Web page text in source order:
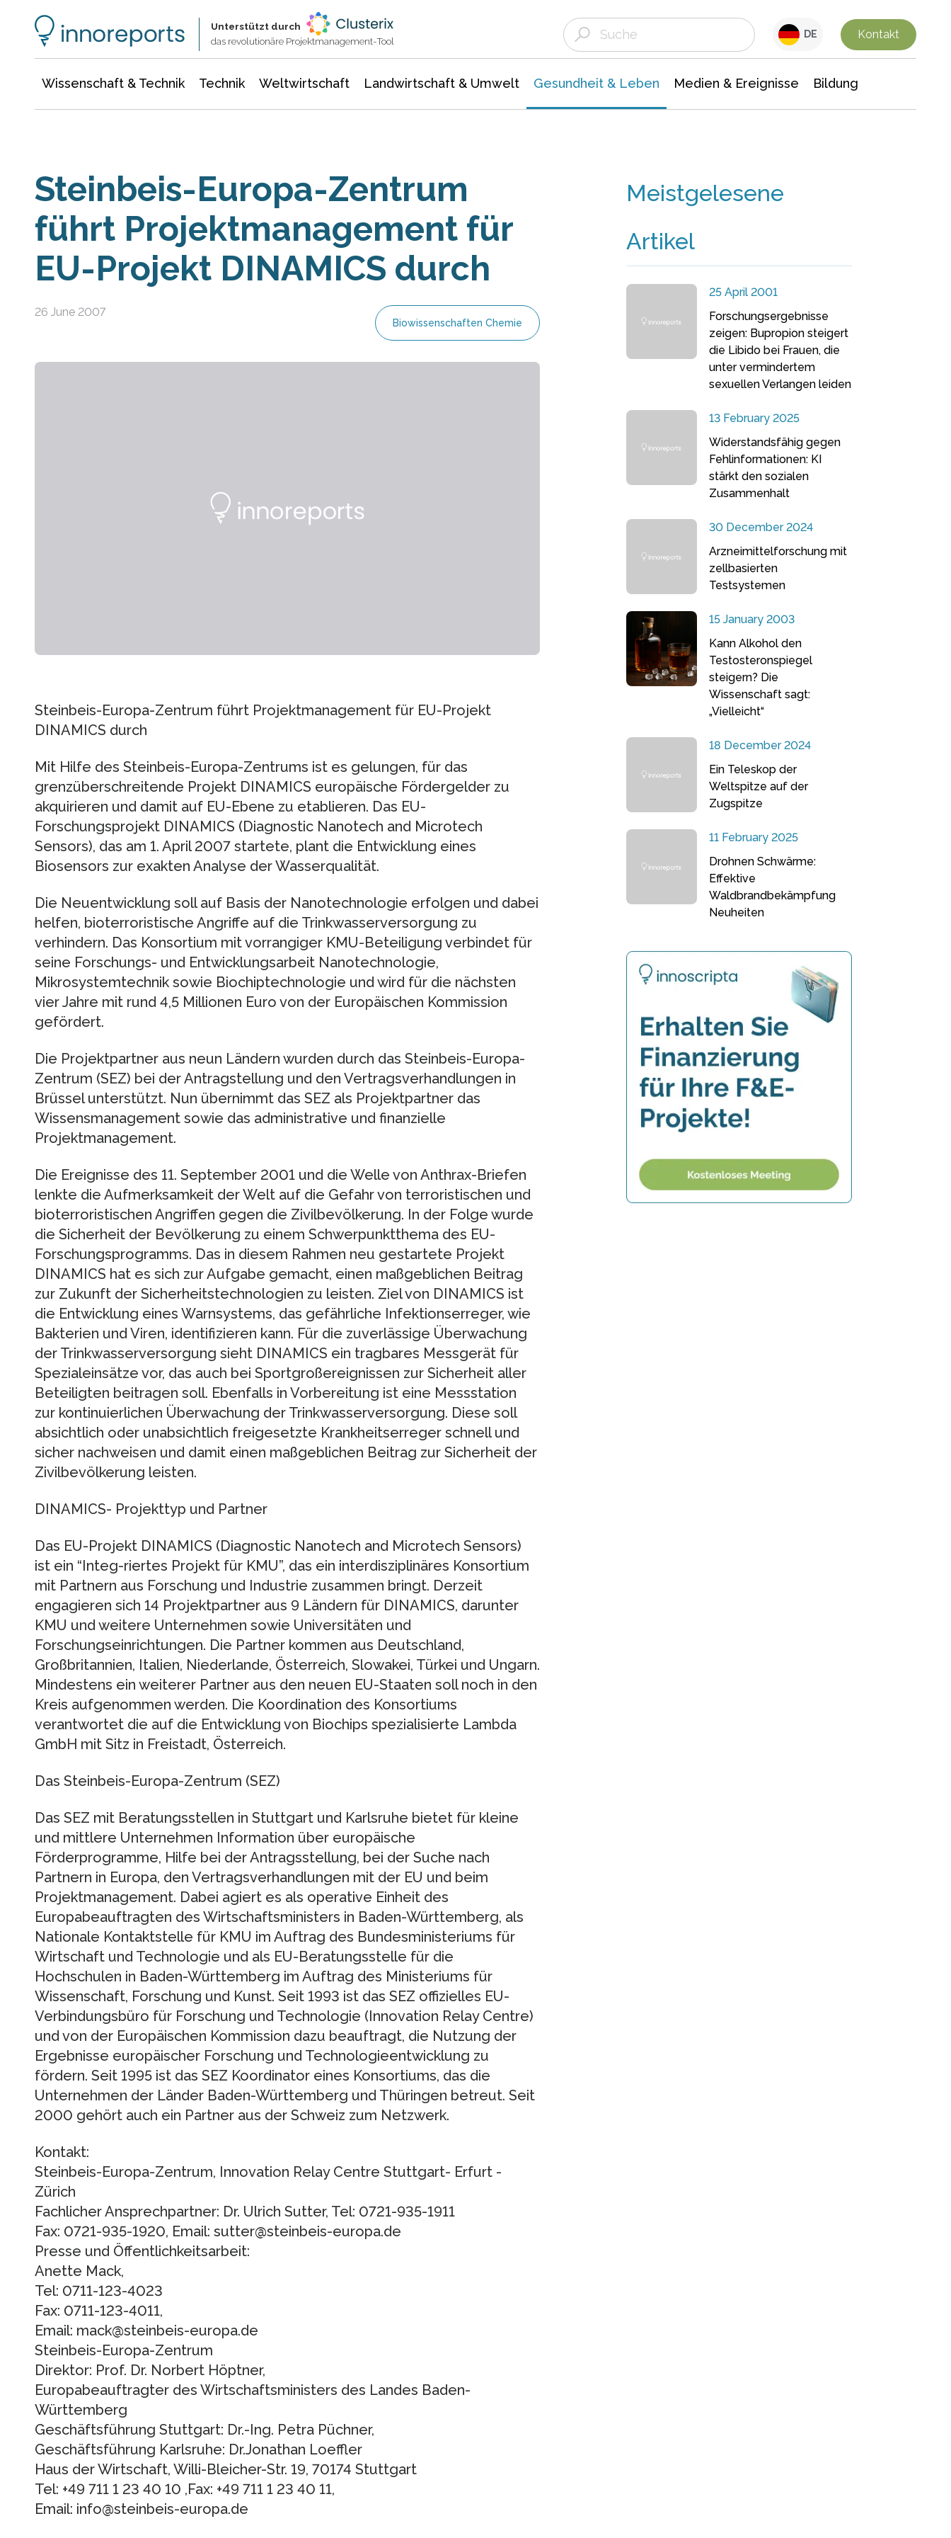
Unterstützt durch
das revolutionäre Projektmanagement-Tool
DE Kontakt
Wissenschaft & Technik Technik Weltwirtschaft Landwirtschaft & Umwelt Gesundheit & Leben Medien & Ereignisse Bildung
Steinbeis-Europa-Zentrum
führt Projektmanagement für
EU-Projekt DINAMICS durch
26 June 2007
Biowissenschaften Chemie
Steinbeis-Europa-Zentrum führt Projektmanagement für EU-Projekt
DINAMICS durch
Mit Hilfe des Steinbeis-Europa-Zentrums ist es gelungen, für das
grenzüberschreitende Projekt DINAMICS europäische Fördergelder zu
akquirieren und damit auf EU-Ebene zu etablieren. Das EU-
Forschungsprojekt DINAMICS (Diagnostic Nanotech and Microtech
Sensors), das am 1. April 2007 startete, plant die Entwicklung eines
Biosensors zur exakten Analyse der Wasserqualität.
Die Neuentwicklung soll auf Basis der Nanotechnologie erfolgen und dabei
helfen, bioterroristische Angriffe auf die Trinkwasserversorgung zu
verhindern. Das Konsortium mit vorrangiger KMU-Beteiligung verbindet für
seine Forschungs- und Entwicklungsarbeit Nanotechnologie,
Mikrosystemtechnik sowie Biochiptechnologie und wird für die nächsten
vier Jahre mit rund 4,5 Millionen Euro von der Europäischen Kommission
gefördert.
Die Projektpartner aus neun Ländern wurden durch das Steinbeis-Europa-
Zentrum (SEZ) bei der Antragstellung und den Vertragsverhandlungen in
Brüssel unterstützt. Nun übernimmt das SEZ als Projektpartner das
Wissensmanagement sowie das administrative und finanzielle
Projektmanagement.
Die Ereignisse des 11. September 2001 und die Welle von Anthrax-Briefen
lenkte die Aufmerksamkeit der Welt auf die Gefahr von terroristischen und
bioterroristischen Angriffen gegen die Zivilbevölkerung. In der Folge wurde
die Sicherheit der Bevölkerung zu einem Schwerpunktthema des EU-
Forschungsprogramms. Das in diesem Rahmen neu gestartete Projekt
DINAMICS hat es sich zur Aufgabe gemacht, einen maßgeblichen Beitrag
zur Zukunft der Sicherheitstechnologien zu leisten. Ziel von DINAMICS ist
die Entwicklung eines Warnsystems, das gefährliche Infektionserreger, wie
Bakterien und Viren, identifizieren kann. Für die zuverlässige Überwachung
der Trinkwasserversorgung sieht DINAMICS ein tragbares Messgerät für
Spezialeinsätze vor, das auch bei Sportgroßereignissen zur Sicherheit aller
Beteiligten beitragen soll. Ebenfalls in Vorbereitung ist eine Messstation
zur kontinuierlichen Überwachung der Trinkwasserversorgung. Diese soll
absichtlich oder unabsichtlich freigesetzte Krankheitserreger schnell und
sicher nachweisen und damit einen maßgeblichen Beitrag zur Sicherheit der
Zivilbevölkerung leisten.
DINAMICS- Projekttyp und Partner
Das EU-Projekt DINAMICS (Diagnostic Nanotech and Microtech Sensors)
ist ein “Integ-riertes Projekt für KMU”, das ein interdisziplinäres Konsortium
mit Partnern aus Forschung und Industrie zusammen bringt. Derzeit
engagieren sich 14 Projektpartner aus 9 Ländern für DINAMICS, darunter
KMU und weitere Unternehmen sowie Universitäten und
Forschungseinrichtungen. Die Partner kommen aus Deutschland,
Großbritannien, Italien, Niederlande, Österreich, Slowakei, Türkei und Ungarn.
Mindestens ein weiterer Partner aus den neuen EU-Staaten soll noch in den
Kreis aufgenommen werden. Die Koordination des Konsortiums
verantwortet die auf die Entwicklung von Biochips spezialisierte Lambda
GmbH mit Sitz in Freistadt, Österreich.
Das Steinbeis-Europa-Zentrum (SEZ)
Das SEZ mit Beratungsstellen in Stuttgart und Karlsruhe bietet für kleine
und mittlere Unternehmen Information über europäische
Förderprogramme, Hilfe bei der Antragsstellung, bei der Suche nach
Partnern in Europa, den Vertragsverhandlungen mit der EU und beim
Projektmanagement. Dabei agiert es als operative Einheit des
Europabeauftragten des Wirtschaftsministers in Baden-Württemberg, als
Nationale Kontaktstelle für KMU im Auftrag des Bundesministeriums für
Wirtschaft und Technologie und als EU-Beratungsstelle für die
Hochschulen in Baden-Württemberg im Auftrag des Ministeriums für
Wissenschaft, Forschung und Kunst. Seit 1993 ist das SEZ offizielles EU-
Verbindungsbüro für Forschung und Technologie (Innovation Relay Centre)
und von der Europäischen Kommission dazu beauftragt, die Nutzung der
Ergebnisse europäischer Forschung und Technologieentwicklung zu
fördern. Seit 1995 ist das SEZ Koordinator eines Konsortiums, das die
Unternehmen der Länder Baden-Württemberg und Thüringen betreut. Seit
2000 gehört auch ein Partner aus der Schweiz zum Netzwerk.
Kontakt:
Steinbeis-Europa-Zentrum, Innovation Relay Centre Stuttgart- Erfurt -
Zürich
Fachlicher Ansprechpartner: Dr. Ulrich Sutter, Tel: 0721-935-1911
Fax: 0721-935-1920, Email: sutter@steinbeis-europa.de
Presse und Öffentlichkeitsarbeit:
Anette Mack,
Tel: 0711-123-4023
Fax: 0711-123-4011,
Email: mack@steinbeis-europa.de
Steinbeis-Europa-Zentrum
Direktor: Prof. Dr. Norbert Höptner,
Europabeauftragter des Wirtschaftsministers des Landes Baden-
Württemberg
Geschäftsführung Stuttgart: Dr.-Ing. Petra Püchner,
Geschäftsführung Karlsruhe: Dr.Jonathan Loeffler
Haus der Wirtschaft, Willi-Bleicher-Str. 19, 70174 Stuttgart
Tel: +49 711 1 23 40 10 ,Fax: +49 711 1 23 40 11,
Email: info@steinbeis-europa.de
Meistgelesene
Artikel
25 April 2001
Forschungsergebnisse
zeigen: Bupropion steigert
die Libido bei Frauen, die
unter vermindertem
sexuellen Verlangen leiden
13 February 2025
Widerstandsfähig gegen
Fehlinformationen: KI
stärkt den sozialen
Zusammenhalt
30 December 2024
Arzneimittelforschung mit
zellbasierten
Testsystemen
15 January 2003
Kann Alkohol den
Testosteronspiegel
steigern? Die
Wissenschaft sagt:
„Vielleicht“
18 December 2024
Ein Teleskop der
Weltspitze auf der
Zugspitze
11 February 2025
Drohnen Schwärme:
Effektive
Waldbrandbekämpfung
Neuheiten